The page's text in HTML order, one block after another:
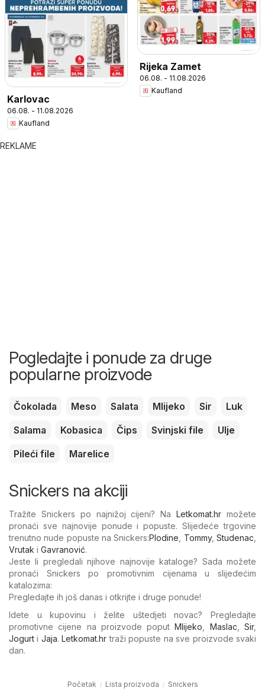
Karlovac
06.08. - 11.08.2026
Kaufland
Rijeka Zamet
06.08. - 11.08.2026
Kaufland
REKLAME
Pogledajte i ponude za druge
popularne proizvode
Čokolada Meso Salata Mlijeko Sir
Luk
Salama
Kobasica Čips Svinjski file
Ulje
Pileći file
Marelice
Snickers na akciji
Tražite Snickers po najnižoj cijeni? NaLetkomat.hr možete
pronaći sve najnovije ponude i popuste. Slijedeće trgovine
trenutno nude popuste na Snickers:Plodine Tommy,Studenac
Vrutak i Gavranović.
Jeste li pregledali njihove najnovije kataloge? Sada možete
pronaći Snickers po promotivnim cijenama u slijedećim
katalozima:
Pregledajte ih još danas i otkrijte i druge ponude!
Idete u kupovinu i želite uštedjeti novac? Pregledajte
promotivne cijene na proizvode poputMlijeko Maslac ,Sir,
Jogurt i Jaja.Letkomat.hr traži popuste na sve proizvode svaki
dan.
Početak Lista proizvoda Snickers